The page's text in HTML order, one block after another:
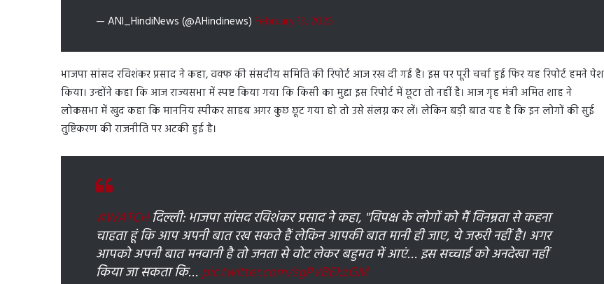
— ANI_HindiNews (@AHindinews) February 13, 2025
भाजपा सांसद रविशंकर प्रसाद ने कहा, वक्फ की संसदीय समिति की रिपोर्ट आज रख दी गई है। इस पर पूरी चर्चा हुई फिर यह रिपोर्ट हमने पेश
किया। उन्होंने कहा कि आज राज्यसभा में स्पष्ट किया गया कि किसी का मुद्दा इस रिपोर्ट में छूटा तो नहीं है। आज गृह मंत्री अमित शाह ने
लोकसभा में खुद कहा कि माननिय स्पीकर साहब अगर कुछ छूट गया हो तो उसे संलग्न कर लें। लेकिन बड़ी बात यह है कि इन लोगों की सुई
तुष्टिकरण की राजनीति पर अटकी हुई है।
#WATCHदिल्ली: भाजपा सांसद रविशंकर प्रसाद ने कहा, "विपक्ष के लोगों को मैं विनम्रता से कहना
चाहता हूं कि आप अपनी बात रख सकते हैं लेकिन आपकी बात मानी ही जाए, ये जरूरी नहीं है। अगर
आपको अपनी बात मनवानी है तो जनता से वोट लेकर बहुमत में आएं… इस सच्चाई को अनदेखा नहीं
किया जा सकता कि…pic.twitter.com/sgPVBEkzGM